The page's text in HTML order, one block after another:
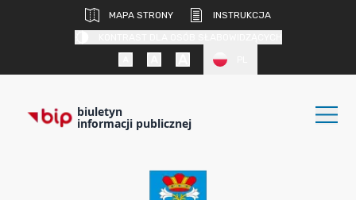
MAPA STRONY
INSTRUKCJA
biuletyn
informacji publicznej